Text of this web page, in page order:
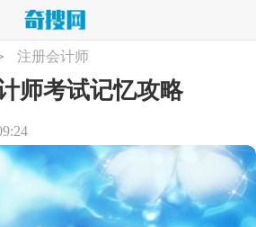
注册会计师
师考试记忆攻略